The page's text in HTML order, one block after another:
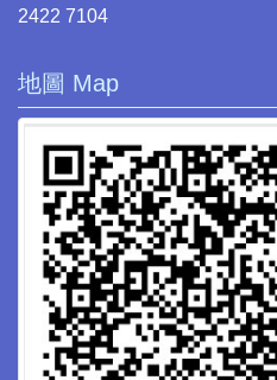
2422 7104
地圖 Map